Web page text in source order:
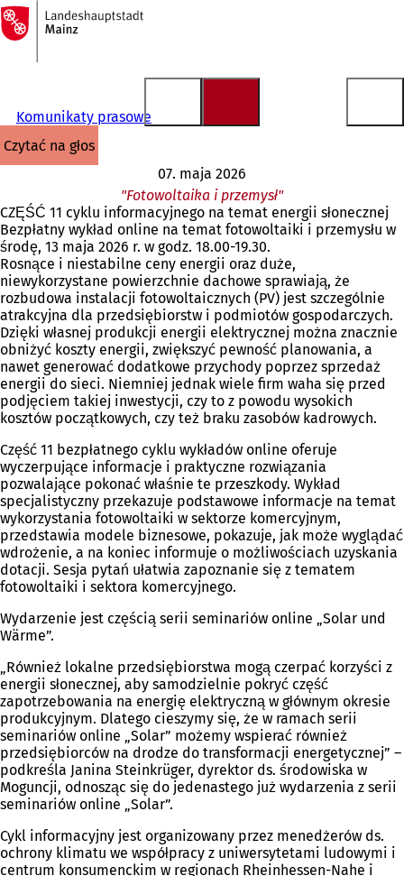
Przejdź do treści
Do
strony
głównej
Komunikaty prasowe
czytać na głos
07. maja 2026
"Fotowoltaika i przemysł"
CZĘŚĆ 11 cyklu informacyjnego na temat energii słonecznej
Bezpłatny wykład online na temat fotowoltaiki i przemysłu w
środę, 13 maja 2026 r. w godz. 18.00-19.30.
Rosnące i niestabilne ceny energii oraz duże,
niewykorzystane powierzchnie dachowe sprawiają, że
rozbudowa instalacji fotowoltaicznych (PV) jest szczególnie
atrakcyjna dla przedsiębiorstw i podmiotów gospodarczych.
Dzięki własnej produkcji energii elektrycznej można znacznie
obniżyć koszty energii, zwiększyć pewność planowania, a
nawet generować dodatkowe przychody poprzez sprzedaż
energii do sieci. Niemniej jednak wiele firm waha się przed
podjęciem takiej inwestycji, czy to z powodu wysokich
kosztów początkowych, czy też braku zasobów kadrowych.
Część 11 bezpłatnego cyklu wykładów online oferuje
wyczerpujące informacje i praktyczne rozwiązania
pozwalające pokonać właśnie te przeszkody. Wykład
specjalistyczny przekazuje podstawowe informacje na temat
wykorzystania fotowoltaiki w sektorze komercyjnym,
przedstawia modele biznesowe, pokazuje, jak może wyglądać
wdrożenie, a na koniec informuje o możliwościach uzyskania
dotacji. Sesja pytań ułatwia zapoznanie się z tematem
fotowoltaiki i sektora komercyjnego.
Wydarzenie jest częścią serii seminariów online „Solar und
Wärme”.
„Również lokalne przedsiębiorstwa mogą czerpać korzyści z
energii słonecznej, aby samodzielnie pokryć część
zapotrzebowania na energię elektryczną w głównym okresie
produkcyjnym. Dlatego cieszymy się, że w ramach serii
seminariów online „Solar” możemy wspierać również
przedsiębiorców na drodze do transformacji energetycznej” –
podkreśla Janina Steinkrüger, dyrektor ds. środowiska w
Moguncji, odnosząc się do jedenastego już wydarzenia z serii
seminariów online „Solar”.
Cykl informacyjny jest organizowany przez menedżerów ds.
ochrony klimatu we współpracy z uniwersytetami ludowymi i
centrum konsumenckim w regionach Rheinhessen-Nahe i